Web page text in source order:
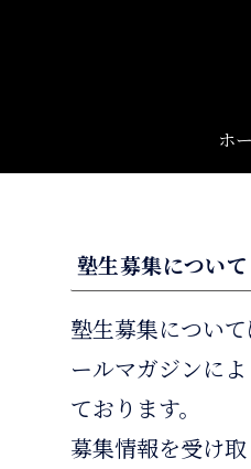
ホ
塾生募集について
塾生募集につい
ールマガジンに
ております。
募集情報を受け